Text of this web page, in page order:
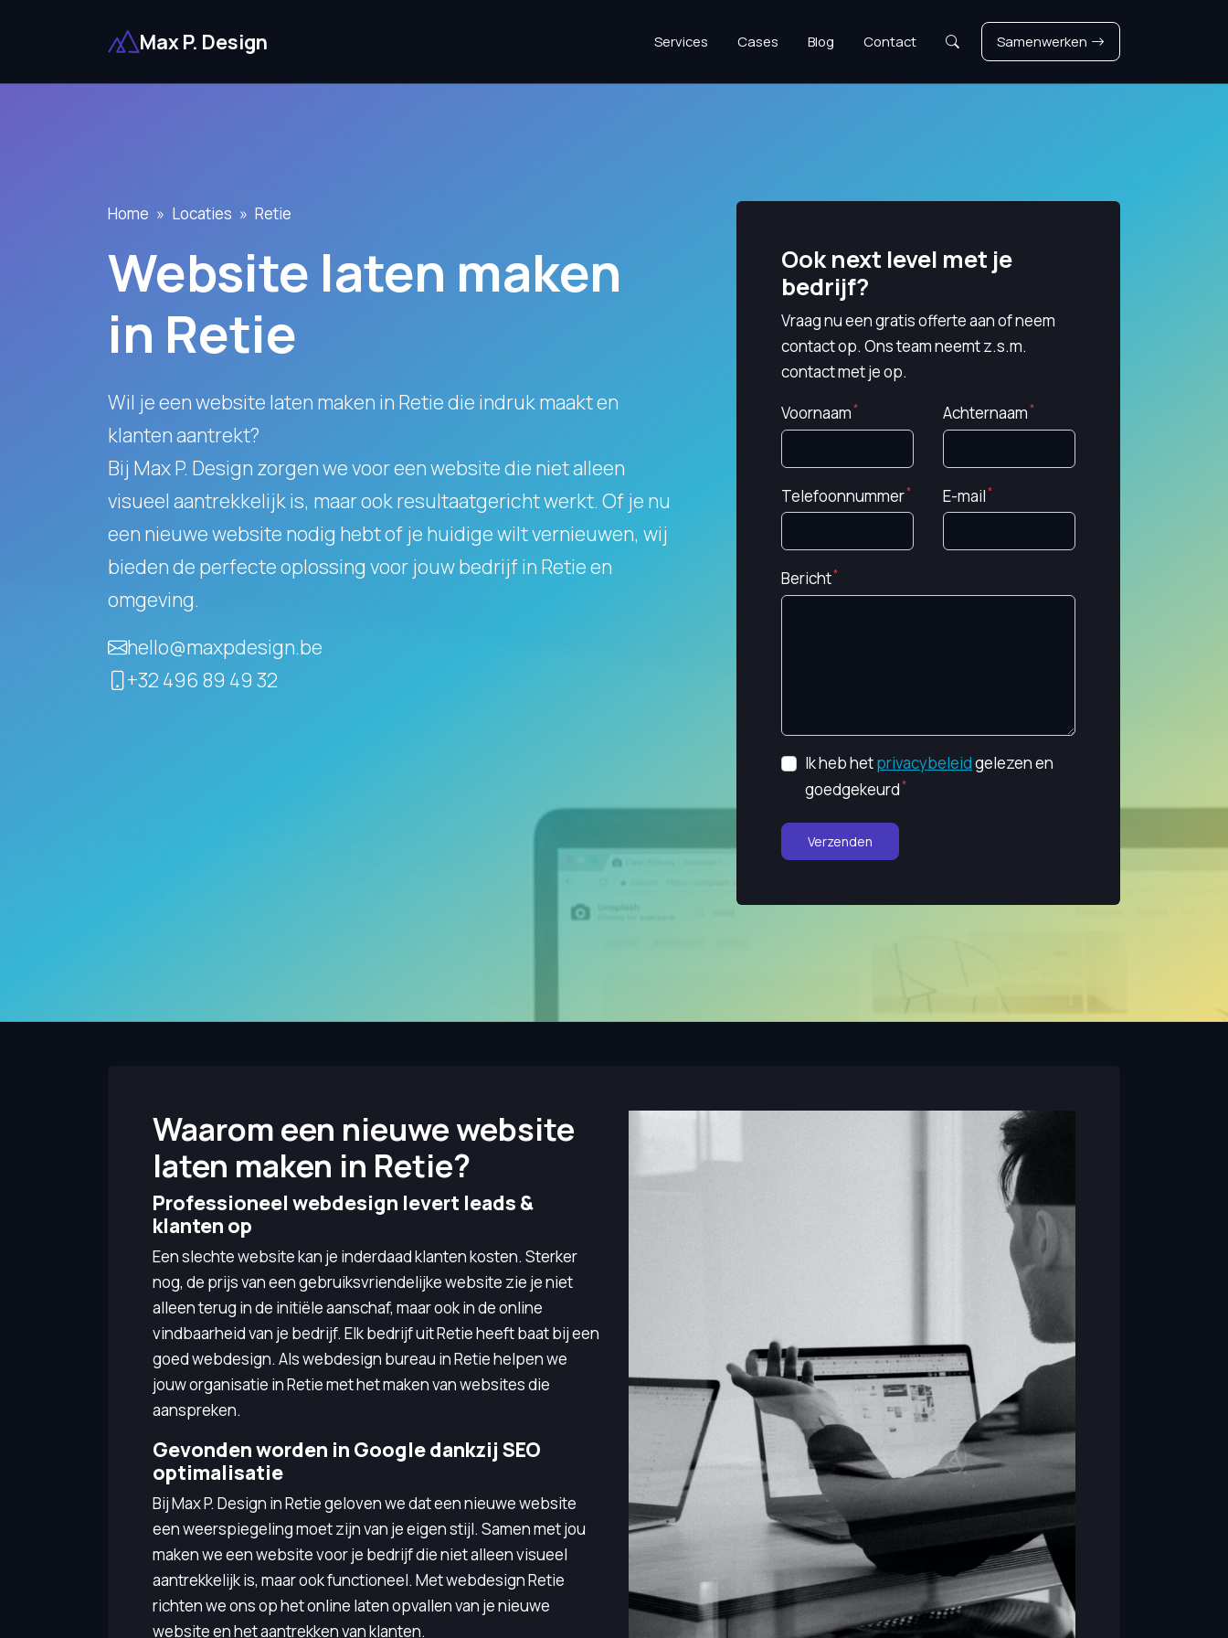
Max P. Design Services Cases Blog Contact Zoeken Samenwerken
Home Locaties Retie
Website laten maken
in Retie
Wil je een website laten maken in Retie die indruk maakt en
klanten aantrekt?
Bij Max P. Design zorgen we voor een website die niet alleen
visueel aantrekkelijk is, maar ook resultaatgericht werkt. Of je nu
een nieuwe website nodig hebt of je huidige wilt vernieuwen, wij
bieden de perfecte oplossing voor jouw bedrijf in Retie en
omgeving.
hello@maxpdesign.be
+32 496 89 49 32
Ook next level met je
bedrijf?
Vraag nu een gratis offerte aan of neem
contact op. Ons team neemt z.s.m.
contact met je op.
Voornaam
Achternaam
Telefoonnummer E-mail
Bericht
Ik heb hetprivacybeleidgelezen en
goedgekeurd
Verzenden
Waarom een nieuwe website
laten maken in Retie?
Professioneel webdesign levert leads &
klanten op
Een slechte website kan je inderdaad klanten kosten. Sterker
nog, de prijs van een gebruiksvriendelijke website zie je niet
alleen terug in de initiële aanschaf, maar ook in de online
vindbaarheid van je bedrijf. Elk bedrijf uit Retie heeft baat bij een
goed webdesign. Als webdesign bureau in Retie helpen we
jouw organisatie in Retie met het maken van websites die
aanspreken.
Gevonden worden in Google dankzij SEO
optimalisatie
Bij Max P. Design in Retie geloven we dat een nieuwe website
een weerspiegeling moet zijn van je eigen stijl. Samen met jou
maken we een website voor je bedrijf die niet alleen visueel
aantrekkelijk is, maar ook functioneel. Met webdesign Retie
richten we ons op het online laten opvallen van je nieuwe
website en het aantrekken van klanten.